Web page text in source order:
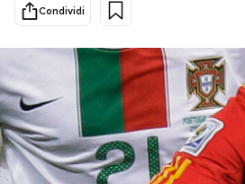
Scienza
Economia
Sport
PODCAST
Condividi